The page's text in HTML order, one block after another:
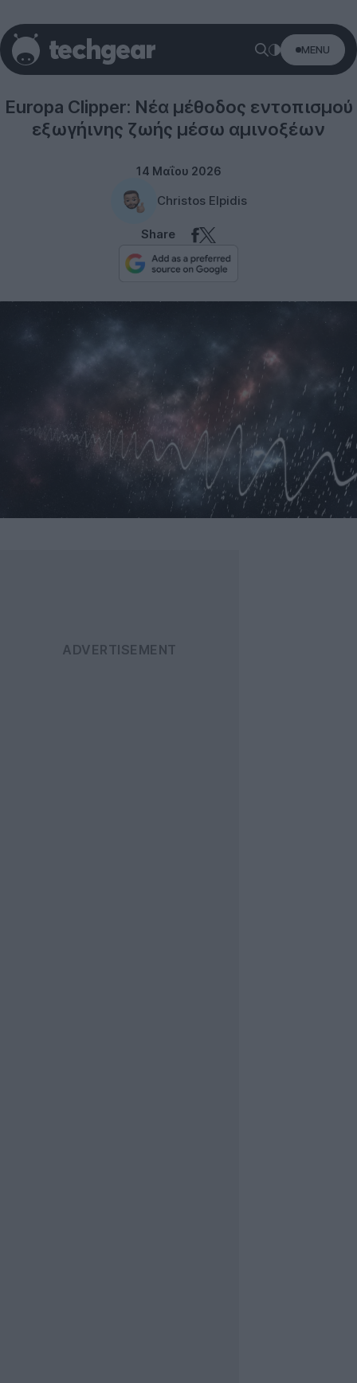
MENU
Europa Clipper: Νέα μέθοδος εντοπισμού
εξωγήινης ζωής μέσω αμινοξέων
14 Μαΐου 2026
Christos Elpidis
Share